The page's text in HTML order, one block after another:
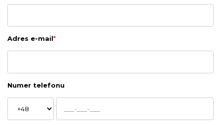
Adres e-mail*
Numer telefonu